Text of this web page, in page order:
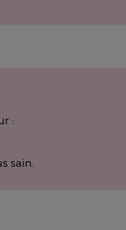
:
sain.